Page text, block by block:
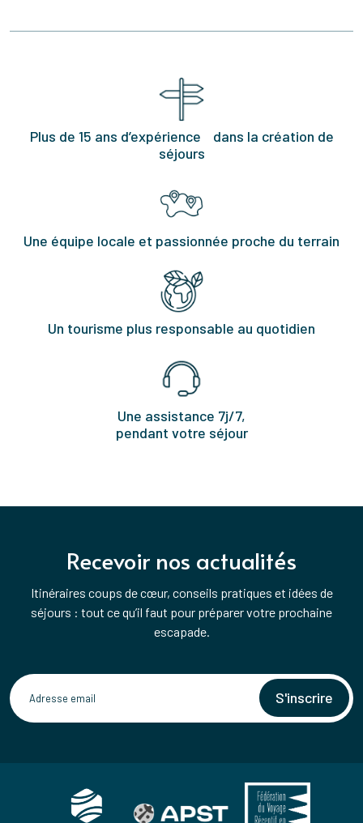
Plus de 15 ans d’expérience dans la création de
séjours
Une équipe locale et passionnée proche du terrain
Un tourisme plus responsable au quotidien
Une assistance 7j/7,
pendant votre séjour
Recevoir nos actualités
Itinéraires coups de cœur, conseils pratiques et idées de
séjours : tout ce qu’il faut pour préparer votre prochaine
escapade.
S'inscrire